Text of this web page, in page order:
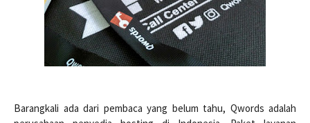
Barangkali ada dari pembaca yang belum tahu, Qwords adalah